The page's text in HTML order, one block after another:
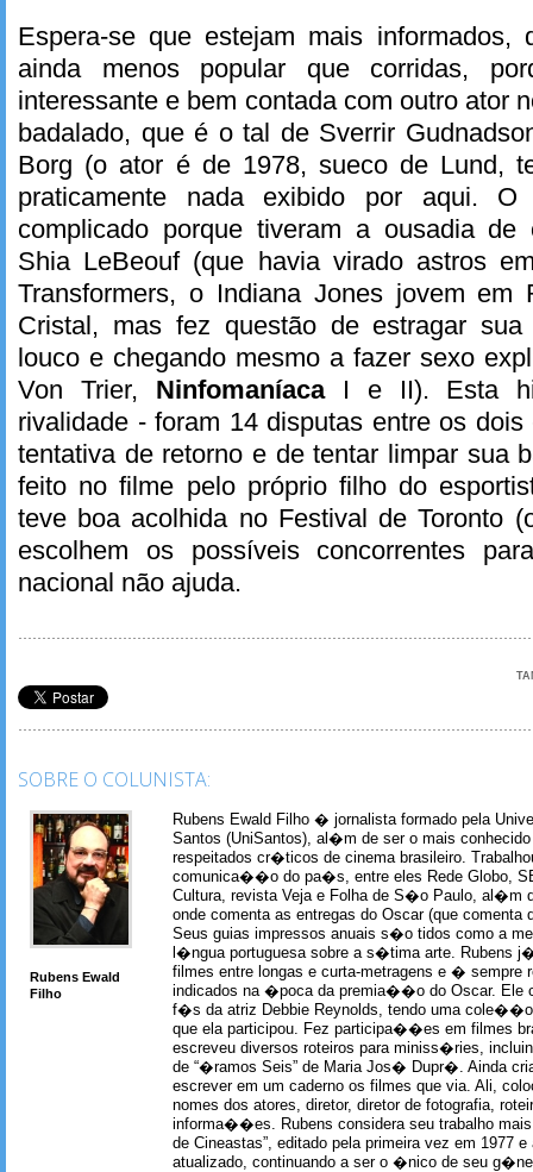
Espera-se que estejam mais informados,
ainda menos popular que corridas,
interessante e bem contada com outro ator
badalado, que é o tal de Sverrir
Borg (o ator é de 1978, sueco de Lund,
praticamente nada exibido por aqui.
complicado porque tiveram a ousadia de
Shia LeBeouf (que havia virado astros
Transformers, o Indiana Jones jovem em
Cristal, mas fez questão de estragar
louco e chegando mesmo a fazer sexo
Von Trier, NinfomaníacaI e II). Esta
rivalidade - foram 14 disputas entre os
tentativa de retorno e de tentar limpar sua
feito no filme pelo próprio filho do
teve boa acolhida no Festival de Toronto
escolhem os possíveis concorrentes
nacional não ajuda.
SOBRE O COLUNISTA:
Rubens Ewald
Filho
Rubens Ewald Filho � jornalista formado pela
Santos (UniSantos), al�m de ser o mais
respeitados cr�ticos de cinema brasileiro.
comunica��o do pa�s, entre eles Rede Globo,
Cultura, revista Veja e Folha de S�o Paulo, al�m
onde comenta as entregas do Oscar (que comenta
Seus guias impressos anuais s�o tidos como a
l�ngua portuguesa sobre a s�tima arte. Rubens
filmes entre longas e curta-metragens e � sempre
indicados na �poca da premia��o do Oscar. Ele
f�s da atriz Debbie Reynolds, tendo uma
que ela participou. Fez participa��es em filmes
escreveu diversos roteiros para miniss�ries,
de “�ramos Seis” de Maria Jos� Dupr�. Ainda
escrever em um caderno os filmes que via. Ali,
nomes dos atores, diretor, diretor de fotografia,
informa��es. Rubens considera seu trabalho
de Cineastas”, editado pela primeira vez em 1977 e
atualizado, continuando a ser o �nico de seu